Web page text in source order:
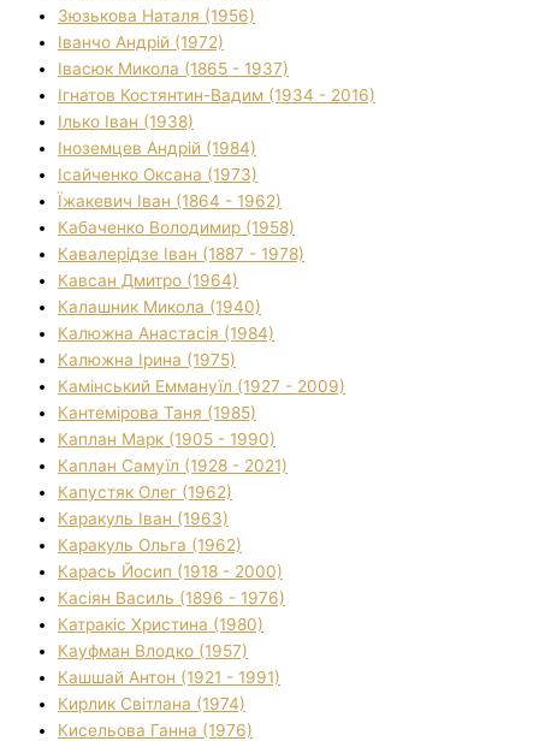
Зюзькова Наталя (1956)
Іванчо Андрій (1972)
Івасюк Микола (1865 - 1937)
Ігнатов Костянтин-Вадим (1934 - 2016)
Ілько Іван (1938)
Іноземцев Андрій (1984)
Ісайченко Оксана (1973)
Їжакевич Іван (1864 - 1962)
Кабаченко Володимир (1958)
Кавалерідзе Іван (1887 - 1978)
Кавсан Дмитро (1964)
Калашник Микола (1940)
Калюжна Анастасія (1984)
Калюжна Ірина (1975)
Камінський Еммануїл (1927 - 2009)
Кантемірова Таня (1985)
Каплан Марк (1905 - 1990)
Каплан Самуїл (1928 - 2021)
Капустяк Олег (1962)
Каракуль Іван (1963)
Каракуль Ольга (1962)
Карась Йосип (1918 - 2000)
Касіян Василь (1896 - 1976)
Катракіс Христина (1980)
Кауфман Влодко (1957)
Кашшай Антон (1921 - 1991)
Кирлик Світлана (1974)
Кисельова Ганна (1976)